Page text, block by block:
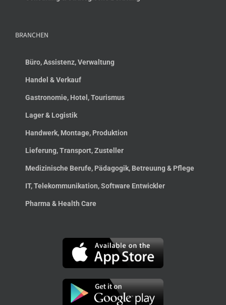
BRANCHEN
Büro, Assistenz, Verwaltung
Handel & Verkauf
Gastronomie, Hotel, Tourismus
Lager & Logistik
Handwerk, Montage, Produktion
Lieferung, Transport, Zusteller
Medizinische Berufe, Pädagogik, Betreuung & Pflege
IT, Telekommunikation, Software Entwickler
Pharma & Health Care